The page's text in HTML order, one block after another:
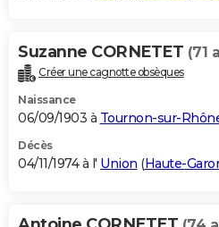
Suzanne CORNETET (71
Créer une cagnotte obsèques
Naissance
06/09/1903 à Tournon-sur-
Décès
04/11/1974 à l' Union (Haute-